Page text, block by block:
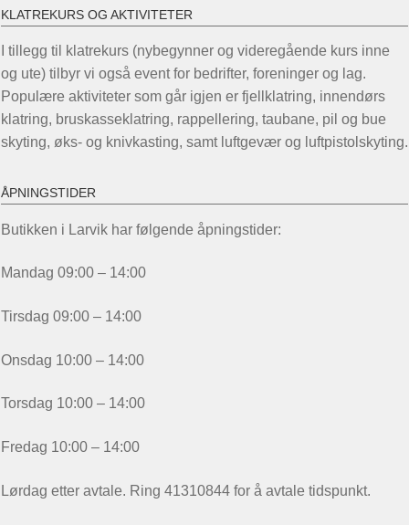
KLATREKURS OG AKTIVITETER
I tillegg til klatrekurs (nybegynner og videregående kurs inne
og ute) tilbyr vi også event for bedrifter, foreninger og lag.
Populære aktiviteter som går igjen er fjellklatring, innendørs
klatring, bruskasseklatring, rappellering, taubane, pil og bue
skyting, øks- og knivkasting, samt luftgevær og luftpistolskyting.
ÅPNINGSTIDER
Butikken i Larvik har følgende åpningstider:
Mandag 09:00 – 14:00
Tirsdag 09:00 – 14:00
Onsdag 10:00 – 14:00
Torsdag 10:00 – 14:00
Fredag 10:00 – 14:00
Lørdag etter avtale. Ring 41310844 for å avtale tidspunkt.